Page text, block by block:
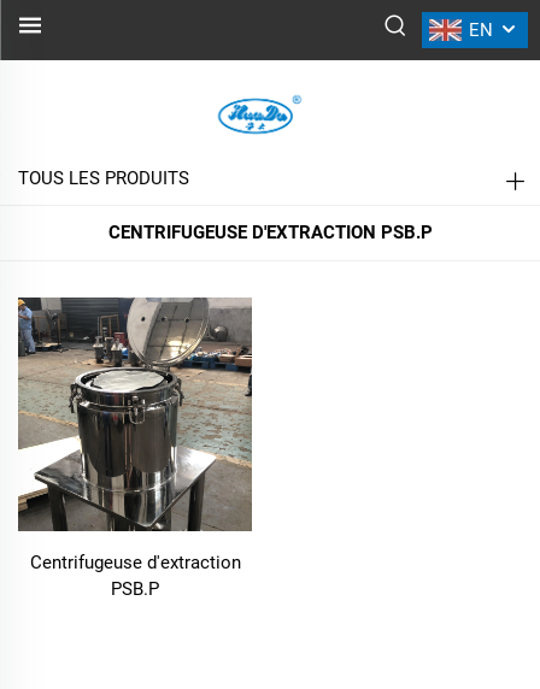
EN
CENTRIFUGEUSE D'EXTRACTION
TOUS LES PRODUITS
CENTRIFUGEUSE D'EXTRACTION PSB.P
Centrifugeuse d'extraction
PSB.P